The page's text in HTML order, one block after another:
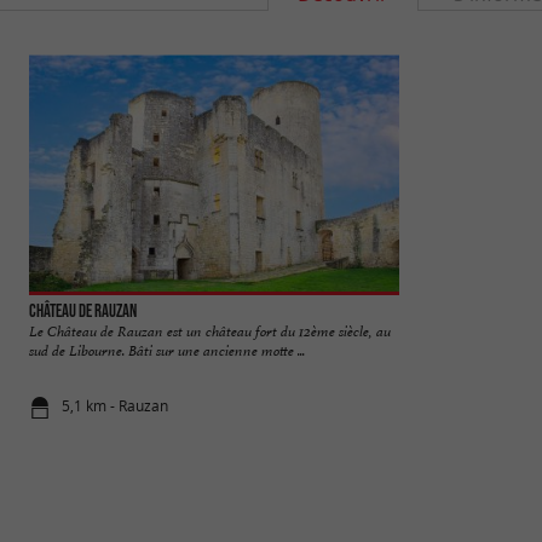
Château de Rauzan
Le Château de Rauzan est un château fort du 12ème siècle, au
sud de Libourne. Bâti sur une ancienne motte ...
5,1 km - Rauzan